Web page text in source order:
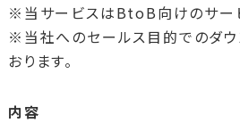
※当サービスはBtoB向けのサー
※当社へのセールス目的でのダウ
おります。
内容